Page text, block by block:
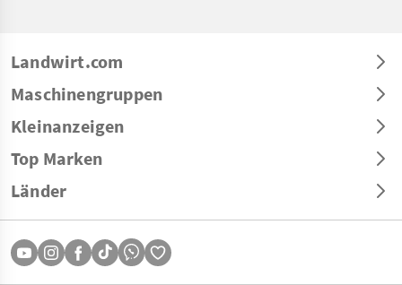
Landwirt.com
Maschinengruppen
Kleinanzeigen
Top Marken
Länder